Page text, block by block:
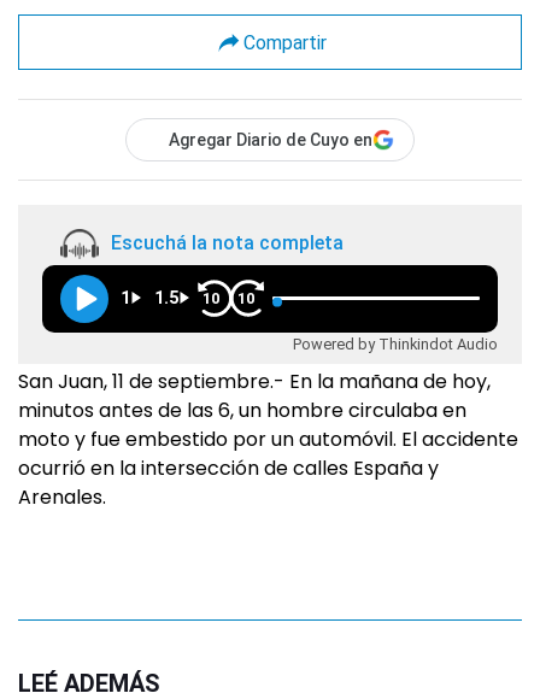
Compartir
Agregar Diario de Cuyo en
Escuchá la nota completa
1 1.5 10 10
Powered by Thinkindot Audio
San Juan, 11 de septiembre.- En la mañana de hoy,
minutos antes de las 6, un hombre circulaba en
moto y fue embestido por un automóvil. El accidente
ocurrió en la intersección de calles España y
Arenales.
LEÉ ADEMÁS